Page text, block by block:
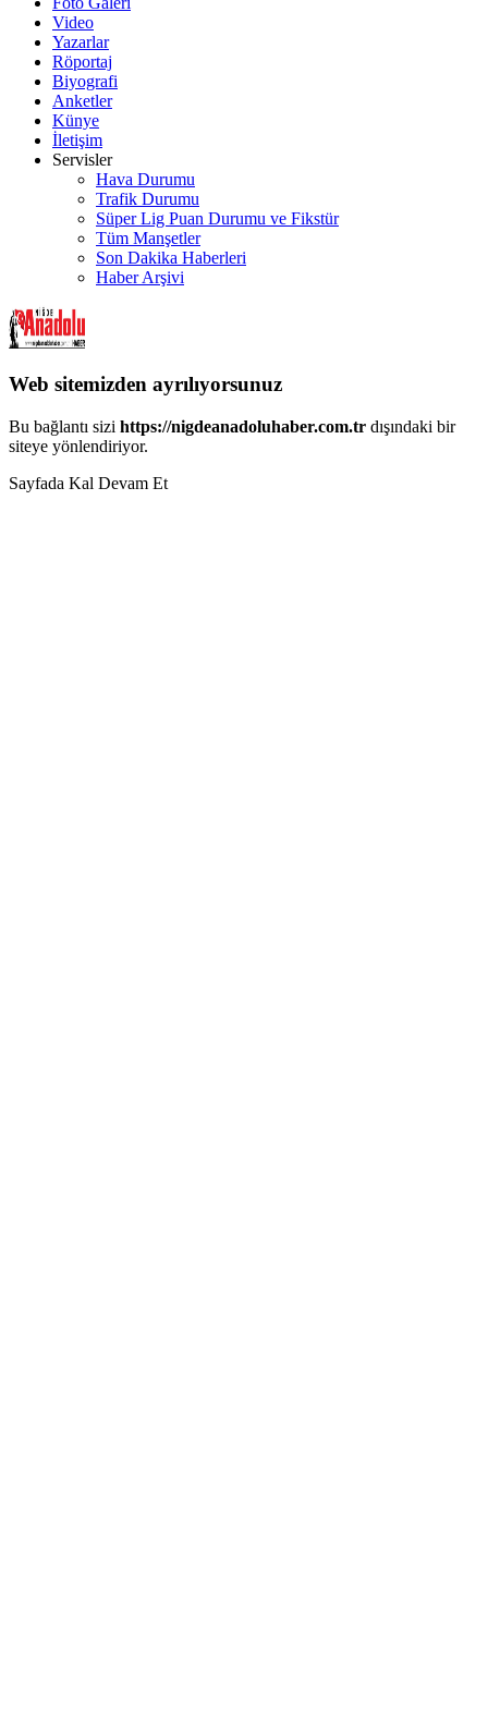
Video
Yazarlar
Röportaj
Biyografi
Anketler
Künye
İletişim
Servisler
Hava Durumu
Trafik Durumu
Süper Lig Puan Durumu ve Fikstür
Tüm Manşetler
Son Dakika Haberleri
Haber Arşivi
Web sitemizden ayrılıyorsunuz
Bu bağlantı sizi https://nigdeanadoluhaber.com.tr dışındaki bir
siteye yönlendiriyor.
Sayfada Kal Devam Et